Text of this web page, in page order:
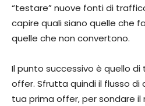
“testare” nuove fonti di
capire quali siano quelle che
quelle che non convertono.
Il punto successivo è quello
offer. Sfrutta quindi il flusso di
tua prima offer, per sondare